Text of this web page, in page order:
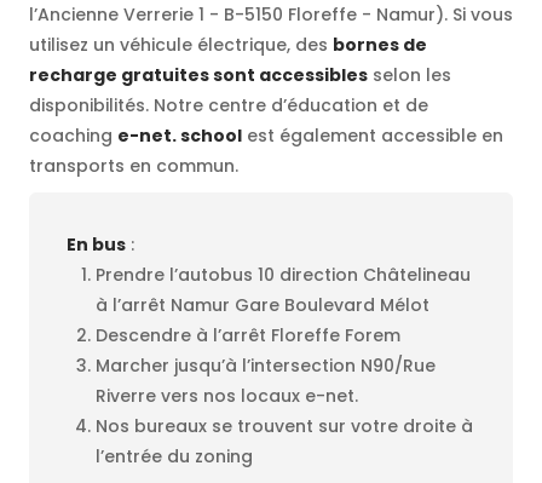
l’Ancienne Verrerie 1 - B-5150 Floreffe - Namur). Si vous
utilisez un véhicule électrique, des bornes de
recharge gratuites sont accessibles selon les
disponibilités. Notre centre d’éducation et de
coaching e-net. school est également accessible en
transports en commun.
En bus :
Prendre l’autobus 10 direction Châtelineau
à l’arrêt Namur Gare Boulevard Mélot
Descendre à l’arrêt Floreffe Forem
Marcher jusqu’à l’intersection N90/Rue
Riverre vers nos locaux e-net.
Nos bureaux se trouvent sur votre droite à
l’entrée du zoning